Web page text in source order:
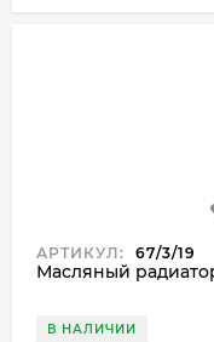
АРТИКУЛ: 67/3/19
Масляный
В НАЛИЧИИ